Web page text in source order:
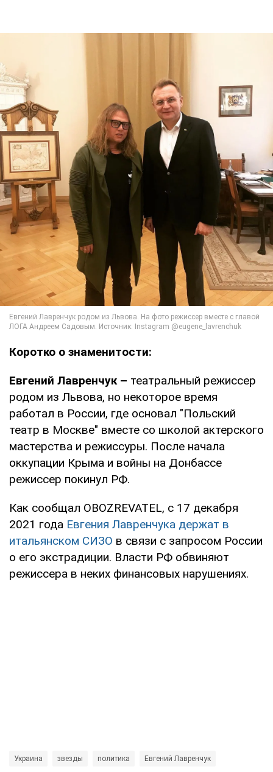
Коротко о знаменитости:
Евгений Лавренчук – театральный режиссер
родом из Львова, но некоторое время
работал в России, где основал "Польский
театр в Москве" вместе со школой актерского
мастерства и режиссуры. После начала
оккупации Крыма и войны на Донбассе
режиссер покинул РФ.
Как сообщал OBOZREVATEL, с 17 декабря
2021 года Евгения Лавренчука держат в
итальянском СИЗО в связи с запросом России
о его экстрадиции. Власти РФ обвиняют
режиссера в неких финансовых нарушениях.
Украина звезды политика Евгений Лавренчук